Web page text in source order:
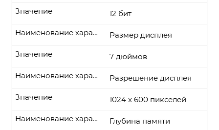
12 бит
Значение
Размер дисплея
Наименование характеристики
7 дюймов
Значение
Разрешение дисплея
Наименование характеристики
1024 x 600 пикселей
Значение
Глубина памяти
Наименование характеристики